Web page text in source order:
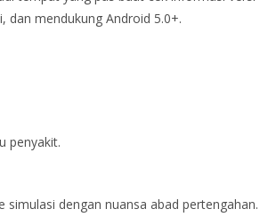
dan mendukung Android 5.0+.
penyakit.
dengan nuansa abad